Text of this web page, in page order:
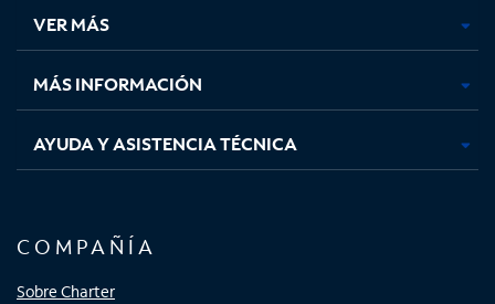
pestaña
nueva
pestaña
nueva
pestaña
nuevanueva
VER MÁS
MÁS INFORMACIÓN
AYUDA Y ASISTENCIA TÉCNICA
COMPAÑÍA
Sobre Charter